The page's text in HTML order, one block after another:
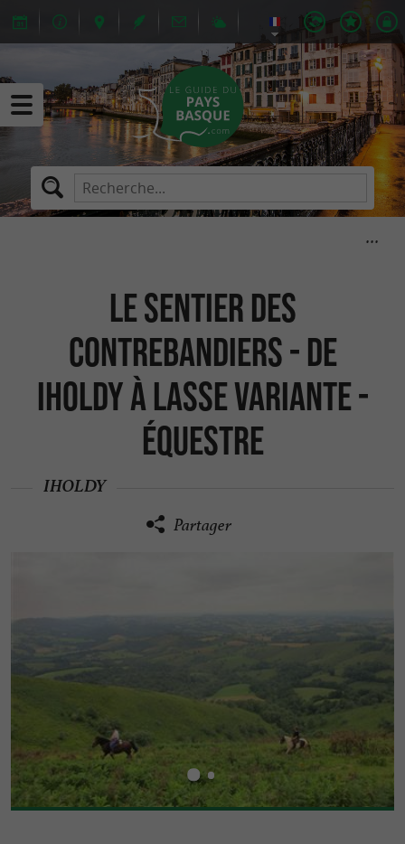
Le sentier des
contrebandiers - De
Iholdy à Lasse variante -
équestre
IHOLDY
Partager